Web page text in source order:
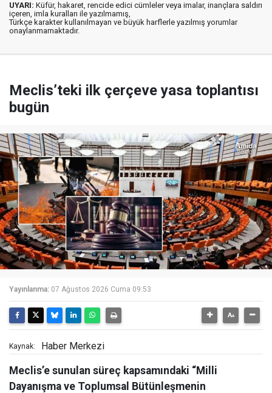
UYARI: Küfür, hakaret, rencide edici cümleler veya imalar, inançlara saldırı
içeren, imla kuralları ile yazılmamış,
Türkçe karakter kullanılmayan ve büyük harflerle yazılmış yorumlar
onaylanmamaktadır.
Meclis’teki ilk çerçeve yasa toplantısı
bugün
Yayınlanma: 07 Ağustos 2026 Cuma 09:53
Kaynak: Haber Merkezi
Meclis’e sunulan süreç kapsamındaki “Milli
Dayanışma ve Toplumsal Bütünleşmenin